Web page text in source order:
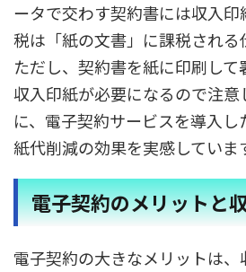
ータで交わす契約書には収入
税は「紙の文書」に課税される
ただし、契約書を紙に印刷し
収入印紙が必要になるので注意
に、電子契約サービスを導入
紙代削減の効果を実感していま
電子契約のメリットと
電子契約の大きなメリットは